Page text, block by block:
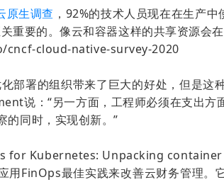
原生调查 ，92%的技术人员现在在生产
重要的。像云和容器这样的共享资源会
cloud-native-survey-2020
部署的组织带来了巨大的好处，但是
说：“另一方面，工程师必须在支出
的同时，实现创新。”
for Kubernetes: Unpacking
用FinOps最佳实践来改善云财务管理